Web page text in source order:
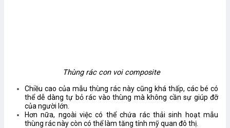
Thùng rác con voi composite
Chiều cao của mẫu thùng rác này cũng khá thấp, các bé có
thể dễ dàng tự bỏ rác vào thùng mà không cần sự giúp đỡ
của người lớn.
Hơn nữa, ngoài việc có thể chứa rác thải sinh hoạt mẫu
thùng rác này còn có thể làm tăng tính mỹ quan đô thị.